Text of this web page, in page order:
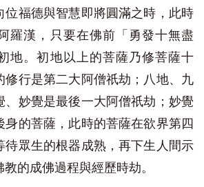
位福德與智慧即將圓滿之時，此時
羅漢，只要在佛前「勇發十無盡
地。初地以上的菩薩乃修菩薩十
修行是第二大阿僧祇劫；八地、九
、妙覺是最後一大阿僧祇劫；妙覺
身的菩薩，此時的菩薩在欲界第四
待眾生的根器成熟，再下生人間示
的成佛過程與經歷時劫。